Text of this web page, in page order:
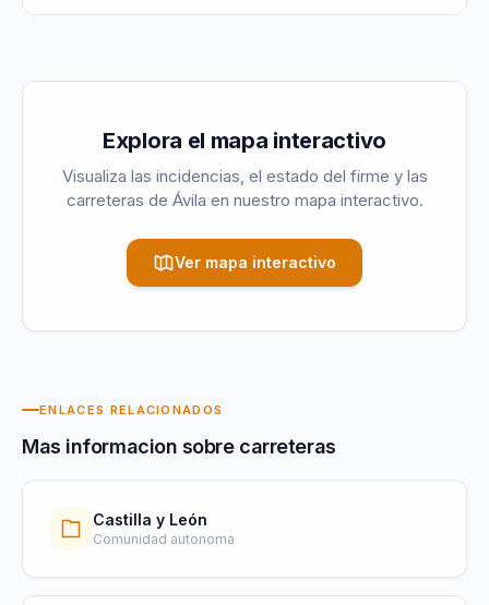
Explora el mapa interactivo
Visualiza las incidencias, el estado del firme y las
carreteras de Ávila en nuestro mapa interactivo.
Ver mapa interactivo
ENLACES RELACIONADOS
Mas informacion sobre carreteras
Castilla y León
Comunidad autonoma